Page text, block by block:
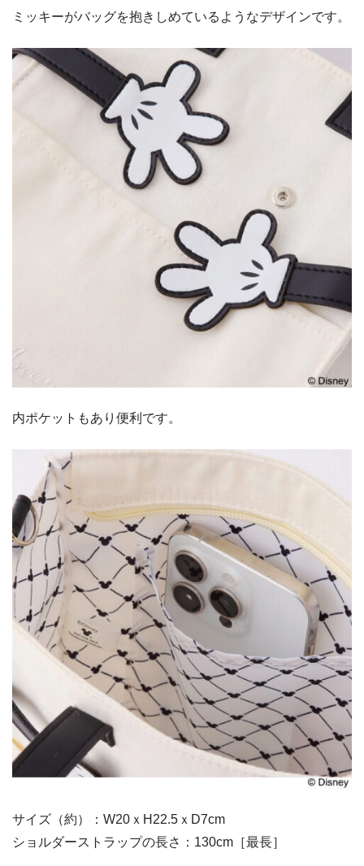
ミッキーがバッグを抱きしめているようなデザインです。
内ポケットもあり便利です。
サイズ（約）：W20ｘH22.5ｘD7cm
ショルダーストラップの長さ：130cm［最長］